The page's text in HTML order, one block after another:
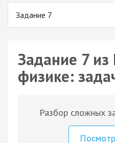
Задание 7
Задание 7 из
физике:
Разбор сложных